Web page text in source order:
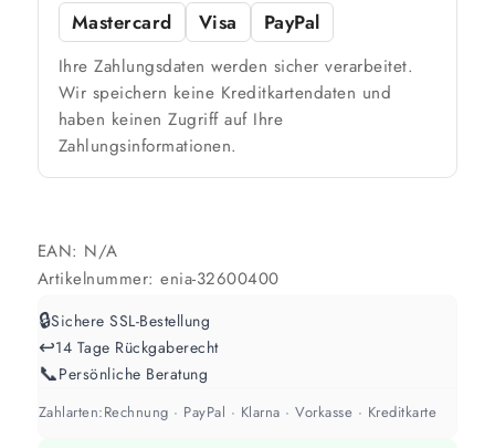
Mastercard
Visa PayPal
Ihre Zahlungsdaten werden sicher verarbeitet.
Wir speichern keine Kreditkartendaten und
haben keinen Zugriff auf Ihre
Zahlungsinformationen.
EAN: N/A
Artikelnummer:enia-32600400
🔒Sichere SSL-Bestellung
↩️14 Tage Rückgaberecht
📞Persönliche Beratung
Zahlarten:Rechnung · PayPal · Klarna · Vorkasse · Kreditkarte